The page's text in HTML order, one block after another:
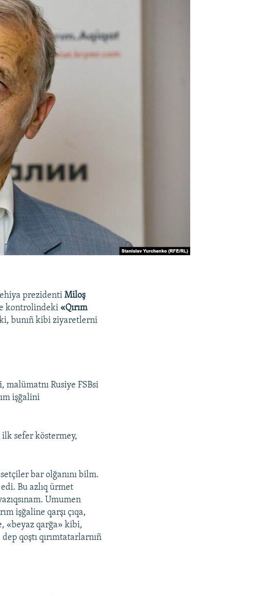
prezidentiMiloş
kontrolindeki «Qırım
ki, bunıñ kibi ziyaretlerni
Rusiye FSBsi
işğalini
ilk sefer köstermey,
bar olğanını bilm.
Bu azlıq ürmet
Umumen
işğaline qarşı çıqa,
«beyaz qarğa» kibi,
qoştı qırımtatarlarnıñ